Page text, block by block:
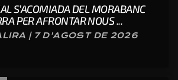
S’ACOMIADA DEL MORABANC
PER AFRONTAR NOUS ...
| 7 D'AGOST DE 2026